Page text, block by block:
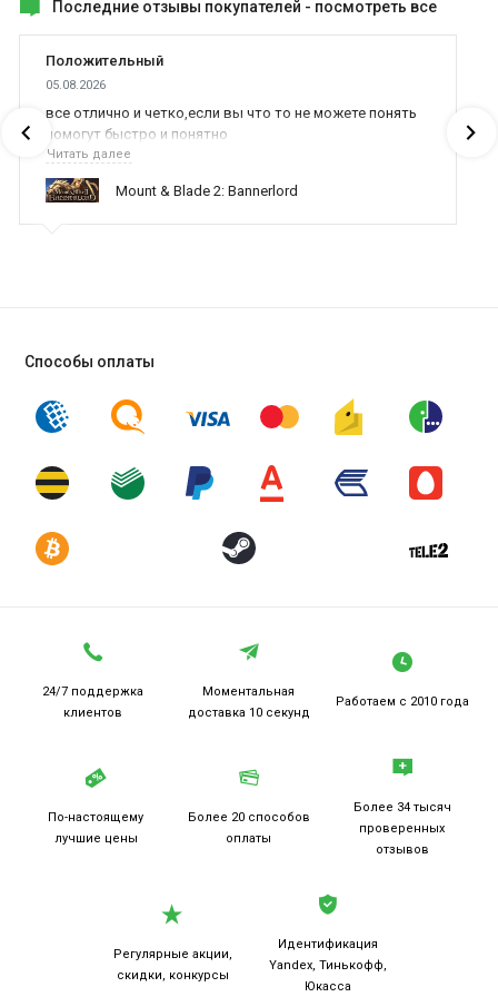
Последние отзывы покупателей - посмотреть все
Положительный
05.08.2026
все отлично и четко,если вы что то не можете понять
помогут быстро и понятно
Читать далее
Mount & Blade 2: Bannerlord
Способы оплаты
24/7 поддержка
клиентов
Моментальная
доставка 10 секунд
Работаем с 2010 года
По-настоящему
лучшие цены
Более 20 способов
оплаты
Более 34 тысяч
проверенных
отзывов
Регулярные акции,
скидки, конкурсы
Идентификация
Yandex, Тинькофф,
Юкасса